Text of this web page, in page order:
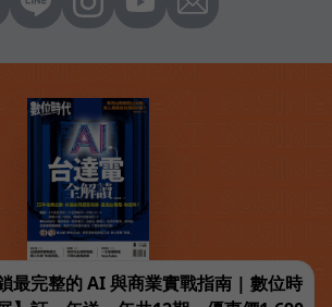
最完整的 AI 與商業實戰指南 | 數位時